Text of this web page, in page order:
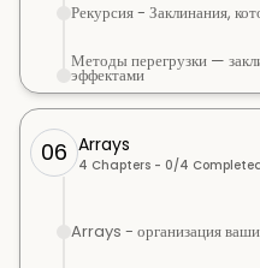
Рекурсия - Заклинания,
Методы перегрузки —
эффектами
06 Arrays
4 Chapters - 0/4
Arrays - организация